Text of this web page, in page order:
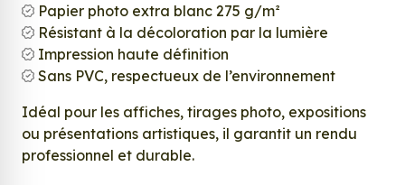
Papier photo extra blanc 275 g/m²
Résistant à la décoloration par la lumière
Impression haute définition
Sans PVC, respectueux de l’environnement
Idéal pour les affiches, tirages photo, expositions
ou présentations artistiques, il garantit un rendu
professionnel et durable.